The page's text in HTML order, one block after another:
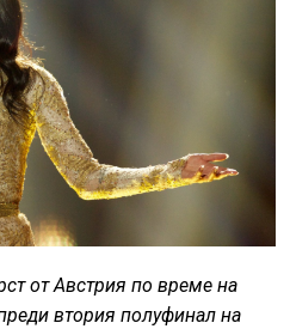
от Австрия по време на
втория полуфинал на